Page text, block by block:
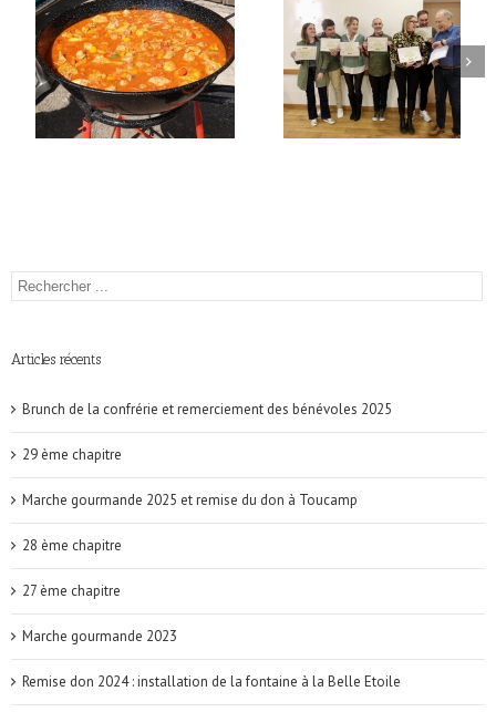
Articles récents
Brunch de la confrérie et remerciement des bénévoles 2025
29 ème chapitre
Marche gourmande 2025 et remise du don à Toucamp
28 ème chapitre
27 ème chapitre
Marche gourmande 2023
Remise don 2024 : installation de la fontaine à la Belle Etoile